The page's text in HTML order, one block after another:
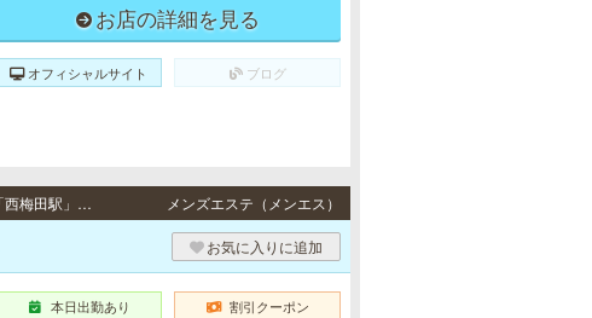
お店の詳細を見る
オフィシャルサイト ブログ
北新地・梅田 / JR東西線「北新地駅」11-5番出口より徒歩4分、地下鉄四つ橋線「西梅田駅」9番出口より徒歩5分・地下鉄谷町線「東梅田駅」より徒歩5分、地下鉄御堂筋線「梅田駅」より徒歩9分、JR各線「大阪駅」より徒歩11分 メンズエステ（メンエス）
お気に入りに追加
本日出勤あり 割引クーポン